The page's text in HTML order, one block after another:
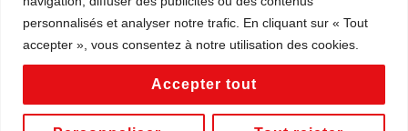
personnalisés et analyser notre trafic. En cliquant sur « Tout
accepter », vous consentez à notre utilisation des cookies.
Accepter tout
faciliter la vie.
Tous droits reservés